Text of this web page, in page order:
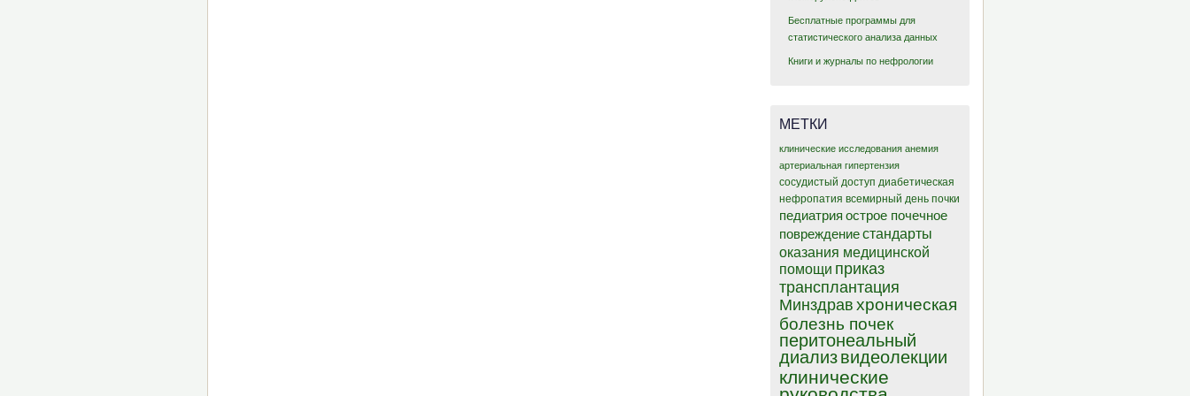
Бесплатные программы для
статистического анализа данных
Книги и журналы по нефрологии
МЕТКИ
клинические исследования анемия
артериальная гипертензия
сосудистый доступ диабетическая
нефропатия всемирный день почки
педиатрия острое почечное
повреждение стандарты
оказания медицинской
помощи приказ
трансплантация
Минздрав хроническая
болезнь почек
перитонеальный
диализ видеолекции
клинические